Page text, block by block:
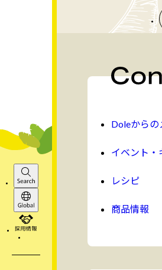
Search
Global
Doleからの
イベント・
レシピ
商品情報